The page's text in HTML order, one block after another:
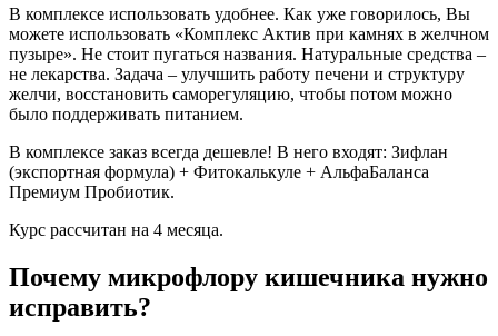
В комплексе использовать удобнее. Как уже говорилось, Вы
можете использовать «Комплекс Актив при камнях в желчном
пузыре». Не стоит пугаться названия. Натуральные средства –
не лекарства. Задача – улучшить работу печени и структуру
желчи, восстановить саморегуляцию, чтобы потом можно
было поддерживать питанием.
В комплексе заказ всегда дешевле! В него входят: Зифлан
(экспортная формула) + Фитокалькуле + АльфаБаланса
Премиум Пробиотик.
Курс рассчитан на 4 месяца.
Почему микрофлору кишечника нужно
исправить?